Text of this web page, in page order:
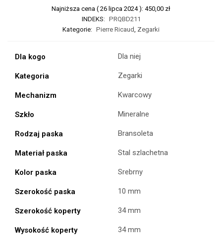
Najniższa cena ( 26 lipca 2024): 450,00 zł
INDEKS: PRQBD211
Kategorie: Pierre Ricaud, Zegarki
Dla kogo Dla niej
Kategoria Zegarki
Mechanizm Kwarcowy
Szkło Mineralne
Rodzaj paska Bransoleta
Materiał paska Stal szlachetna
Kolor paska Srebrny
Szerokość paska 10 mm
Szerokość koperty 34 mm
Wysokość koperty 34 mm